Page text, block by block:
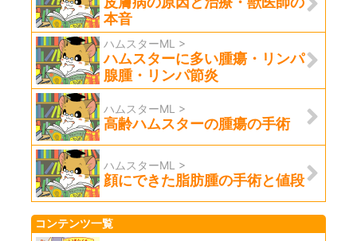
本音
ハムスターML >
ハムスターに多い腫瘍・リンパ
腺腫・リンパ節炎
ハムスターML >
高齢ハムスターの腫瘍の手術
ハムスターML >
顔にできた脂肪腫の手術と値段
コンテンツ一覧